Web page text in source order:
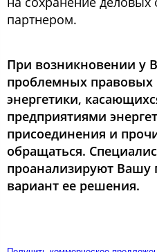
партнером.
При возникновении у
проблемных правовых
энергетики,
предприятиями
присоединения и
обращаться.
проанализируют Вашу
вариант ее решения.